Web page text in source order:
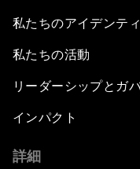
私たちのアイデンテ
私たちの活動
リーダーシップとガ
インパクト
詳細